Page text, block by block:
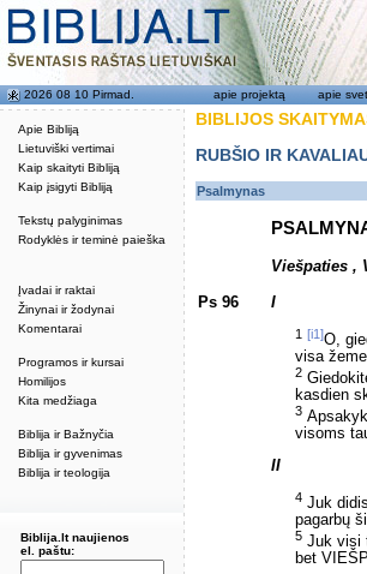
Apie Bibliją
Lietuviški vertimai
Kaip skaityti Bibliją
Kaip įsigyti Bibliją
Tekstų palyginimas
Rodyklės ir teminė paieška
Įvadai ir raktai
Žinynai ir žodynai
Komentarai
Programos ir kursai
Homilijos
Kita medžiaga
Biblija ir Bažnyčia
Biblija ir gyvenimas
Biblija ir teologija
2026 08 10 Pirmad. apie projektą apie
Biblija.lt naujienos
el. paštu:
BIBLIJOS
RUBŠIO IR
Psalmynas
Viešpaties ,
Ps 96 I
1 [i1]O,
visa
2
kasdien
3
visoms
II
4 Juk
pagarbų
5 Juk visi
bet